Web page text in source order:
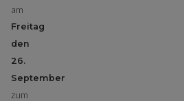
am
Freitag
den
26.
September
zum